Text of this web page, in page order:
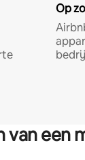
Op
van een